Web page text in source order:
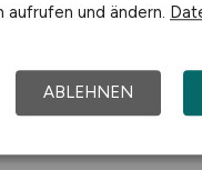
aufrufen und ändern.
ABLEHNEN